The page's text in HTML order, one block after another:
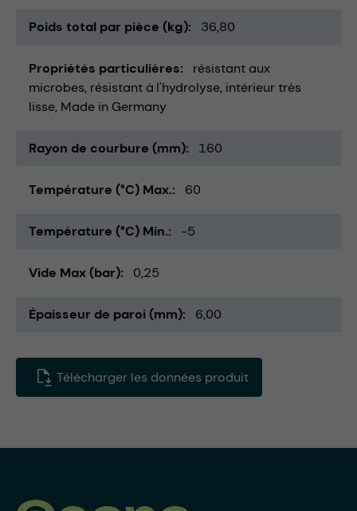
Poids total par pièce (kg) 36,80
Propriétés particulières
résistant aux
microbes résistant à l'hydrolyse intérieur très
lisse Made in Germany
Rayon de courbure (mm) 160
Température (°C) Max. 60
Température (°C) Min. -5
Vide Max (bar) 0,25
Épaisseur de paroi (mm) 6,00
Télécharger les données produit